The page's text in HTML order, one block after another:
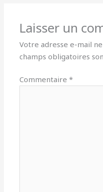
Laisser un
Votre adresse e-mail
champs obligatoires
Commentaire*